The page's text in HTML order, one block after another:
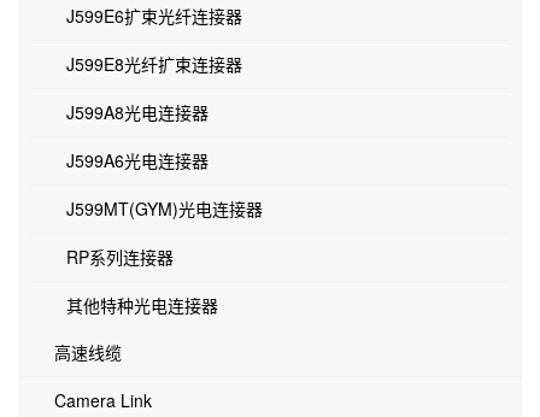
J599E6扩束光纤连接器
J599E8光纤扩束连接器
J599A8光电连接器
J599A6光电连接器
J599MT(GYM)光电连接器
RP系列连接器
其他特种光电连接器
高速线缆
Camera Link